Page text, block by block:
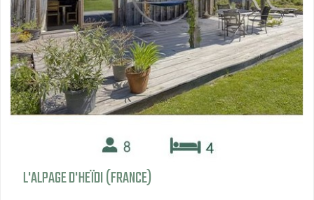
L'ALPAGE D'HEÏDI (FRANCE)